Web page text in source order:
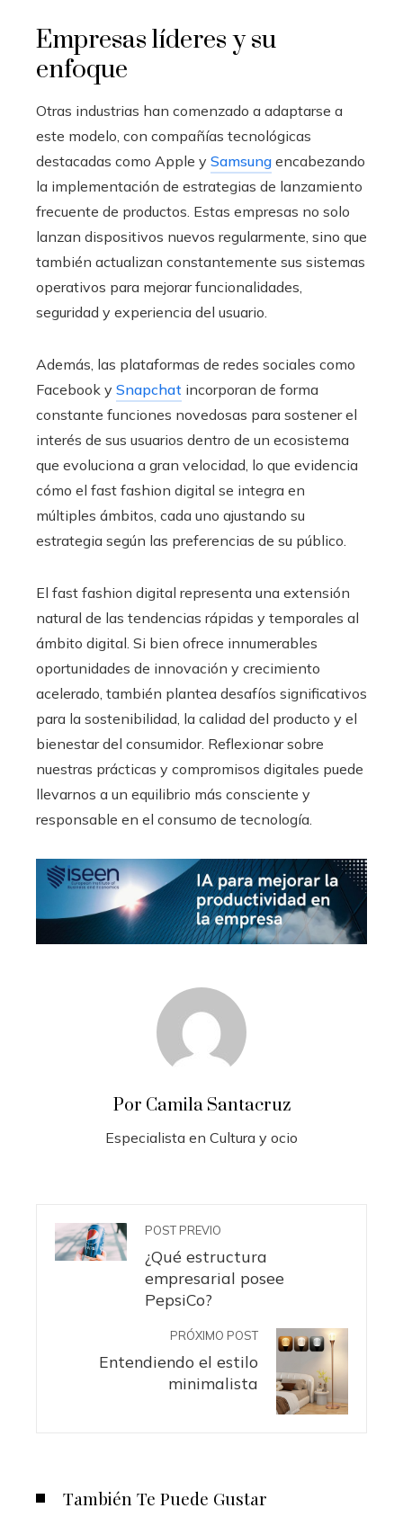
Empresas líderes y su
enfoque
Otras industrias han comenzado a adaptarse a
este modelo, con compañías tecnológicas
destacadas como Apple y Samsung encabezando
la implementación de estrategias de lanzamiento
frecuente de productos. Estas empresas no solo
lanzan dispositivos nuevos regularmente, sino que
también actualizan constantemente sus sistemas
operativos para mejorar funcionalidades,
seguridad y experiencia del usuario.
Además, las plataformas de redes sociales como
Facebook y Snapchat incorporan de forma
constante funciones novedosas para sostener el
interés de sus usuarios dentro de un ecosistema
que evoluciona a gran velocidad, lo que evidencia
cómo el fast fashion digital se integra en
múltiples ámbitos, cada uno ajustando su
estrategia según las preferencias de su público.
El fast fashion digital representa una extensión
natural de las tendencias rápidas y temporales al
ámbito digital. Si bien ofrece innumerables
oportunidades de innovación y crecimiento
acelerado, también plantea desafíos significativos
para la sostenibilidad, la calidad del producto y el
bienestar del consumidor. Reflexionar sobre
nuestras prácticas y compromisos digitales puede
llevarnos a un equilibrio más consciente y
responsable en el consumo de tecnología.
Por Camila Santacruz
Especialista en Cultura y ocio
POST PREVIO
¿Qué estructura
empresarial posee
PepsiCo?
PRÓXIMO POST
Entendiendo el estilo
minimalista
También Te Puede Gustar